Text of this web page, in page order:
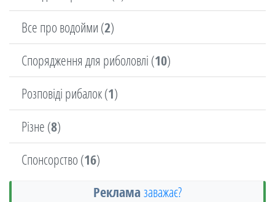
Все про водойми (2)
Спорядження для риболовлі (10)
Розповіді рибалок (1)
Різне (8)
Спонсорство (16)
Рекламазаважає?